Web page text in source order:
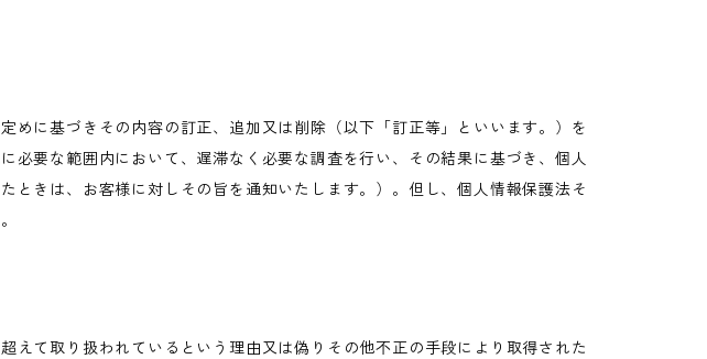
に基づきその内容の訂正、追加又は削除（以下「訂正等」といいます。）を
要な範囲内において、遅滞なく必要な調査を行い、その結果に基づき、個人
きは、お客様に対しその旨を通知いたします。）。但し、個人情報保護法そ
て取り扱われているという理由又は偽りその他不正の手段により取得された